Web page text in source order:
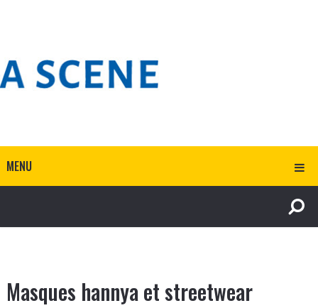
MENU
Masques hannya et streetwear